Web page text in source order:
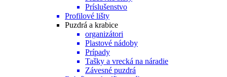
Príslušenstvo
Profilové lišty
Puzdrá a krabice
organizátori
Plastové nádoby
Prípady
Tašky a vrecká na náradie
Závesné puzdrá